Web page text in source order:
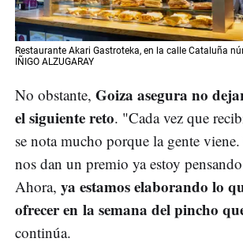
Restaurante Akari Gastroteka, en la calle Cataluña
IÑIGO ALZUGARAY
No obstante, Goiza asegura no
el siguiente reto. "Cada vez que
se nota mucho porque la gente
nos dan un premio ya estoy
Ahora, ya estamos elaborando lo
ofrecer en la semana del pincho
continúa.